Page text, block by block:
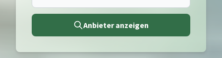
Anbieter anzeigen